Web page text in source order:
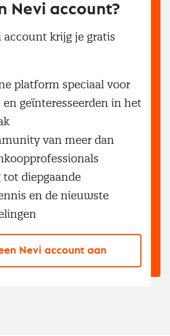
Nevi account?
account krijg je gratis
platform speciaal voor
en geïnteresseerden in het
van meer dan
tot diepgaande
en de nieuwste
Nevi account aan